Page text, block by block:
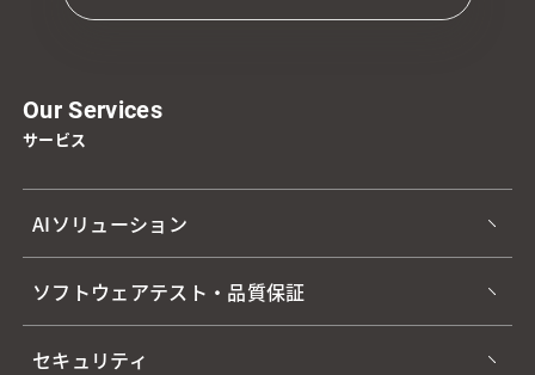
Our Services
サービス
AIソリューション
ソフトウェアテスト・品質保証
セキュリティ